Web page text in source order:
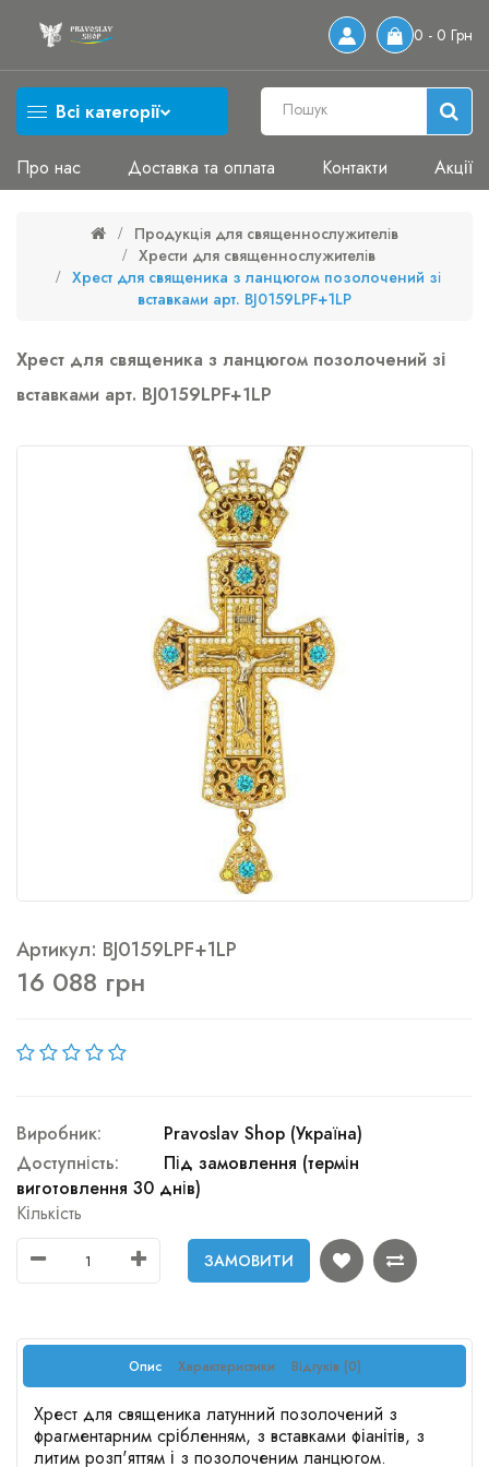
0 - 0 Грн
Всі категорії
Про нас Доставка та оплата Контакти Акції
Продукція для священнослужителів
Хрести для священнослужителів
Хрест для священика з ланцюгом позолочений зі
вставками арт. BJ0159LPF+1LP
Хрест для священика з ланцюгом позолочений зі
вставками арт. BJ0159LPF+1LP
Артикул: BJ0159LPF+1LP
16 088 грн
Виробник:
Pravoslav Shop (Україна)
Доступність:
Під замовлення (термін
виготовлення 30 днів)
Кількість
ЗАМОВИТИ
Опис Характеристики Відгуків (0)
Хрест для священика латунний позолочений з
фрагментарним срібленням, з вставками фіанітів, з
литим розп'яттям і з позолоченим ланцюгом.